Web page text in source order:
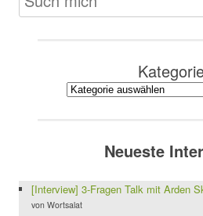
Neueste
[Interview] 3-Fragen Talk mit Arden
von Wortsalat